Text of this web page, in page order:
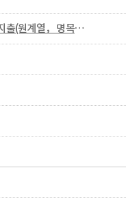
국내총생산에 대한 지출(원계열， 명목， 분기 및 연간)